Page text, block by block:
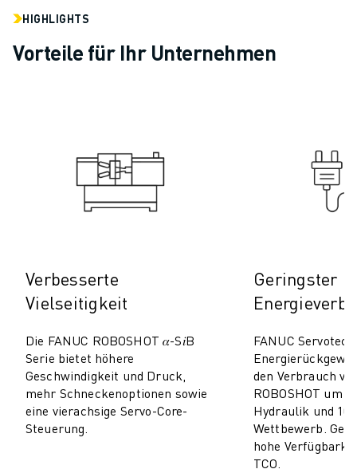
FALLBEISPIELE
KUNDENDIENST
KUNDENBETREUUNG
WIEDERAUFBEREITUNG
DIGITALE SERVICE TOOLS
FANUC AKADEMIE
LÖSUNGEN FÜR DIE AUSBILDUNG
WORLDSKILLS & YOUNG TALENTS
BILDUNGSVERANSTALTUNGEN
NEWS & MEDIA
NEWS & MEDIA
EVENTS
BILDUNGSVERANSTALTUNGEN
HIGHLIGHTS
Vorteile für Ihr Unternehmen
Verbesserte
Vielseitigkeit
Die FANUC ROBOSHOT 𝛼-S𝑖B
Serie bietet höhere
Geschwindigkeit und Druck,
mehr Schneckenoptionen sowie
eine vierachsige Servo-Core-
Steuerung.
Geringster
FANUC
den Verbrauch
ROBOSHOT um
Hydraulik und
Wettbewerb.
hohe
TCO.